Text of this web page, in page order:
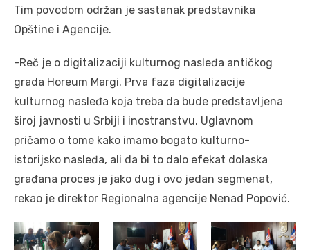
Tim povodom održan je sastanak predstavnika
Opštine i Agencije.
-Reč je o digitalizaciji kulturnog nasleđa antičkog
grada Horeum Margi. Prva faza digitalizacije
kulturnog nasleđa koja treba da bude predstavljena
široj javnosti u Srbiji i inostranstvu. Uglavnom
pričamo o tome kako imamo bogato kulturno-
istorijsko nasleđa, ali da bi to dalo efekat dolaska
građana proces je jako dug i ovo jedan segmenat,
rekao je direktor Regionalna agencije Nenad Popović.